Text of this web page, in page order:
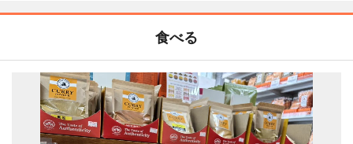
食べる